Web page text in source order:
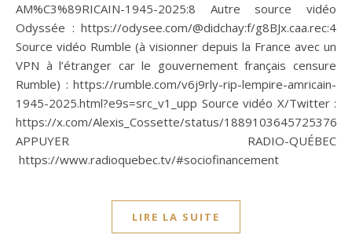
AM%C3%89RICAIN-1945-2025:8 Autre source vidéo
Odyssée : https://odysee.com/@didchay:f/g8BJx.caa.rec:4
Source vidéo Rumble (à visionner depuis la France avec un
VPN à l’étranger car le gouvernement français censure
Rumble) : https://rumble.com/v6j9rly-rip-lempire-amricain-
1945-2025.html?e9s=src_v1_upp Source vidéo X/Twitter :
https://x.com/Alexis_Cossette/status/
APPUYER RADIO-QUÉBEC
https://www.radioquebec.tv/#sociofinancement
LIRE LA SUITE